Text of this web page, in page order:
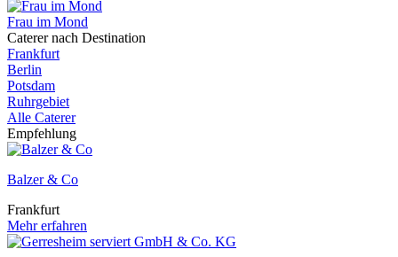
Frau im Mond
Caterer nach Destination
Frankfurt
Berlin
Potsdam
Ruhrgebiet
Alle Caterer
Empfehlung
Balzer & Co
Frankfurt
Mehr erfahren